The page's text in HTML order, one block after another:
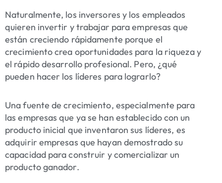
Naturalmente, los inversores y los empleados
quieren invertir y trabajar para empresas que
están creciendo rápidamente porque el
crecimiento crea oportunidades para la riqueza y
el rápido desarrollo profesional. Pero, ¿qué
pueden hacer los líderes para lograrlo?
Una fuente de crecimiento, especialmente para
las empresas que ya se han establecido con un
producto inicial que inventaron sus líderes, es
adquirir empresas que hayan demostrado su
capacidad para construir y comercializar un
producto ganador.